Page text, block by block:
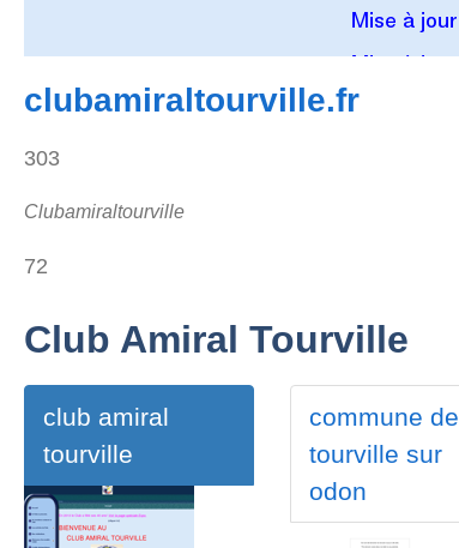
clubamiraltourville.fr
303
Clubamiraltourville
72
Club Amiral Tourville
club amiral
tourville
commune de
tourville sur
odon